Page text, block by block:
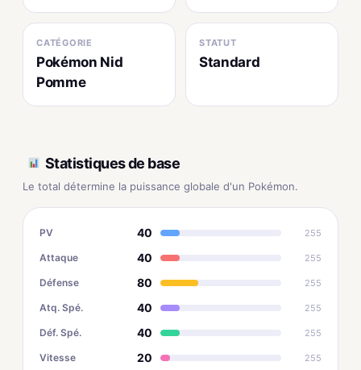
CATÉGORIE
Pokémon Nid
Pomme
STATUT
Standard
Statistiques de base
Le total détermine la puissance globale d'un Pokémon.
PV 40 255
Attaque 40 255
Défense 80 255
Atq. Spé. 40 255
Déf. Spé. 40 255
Vitesse 20 255